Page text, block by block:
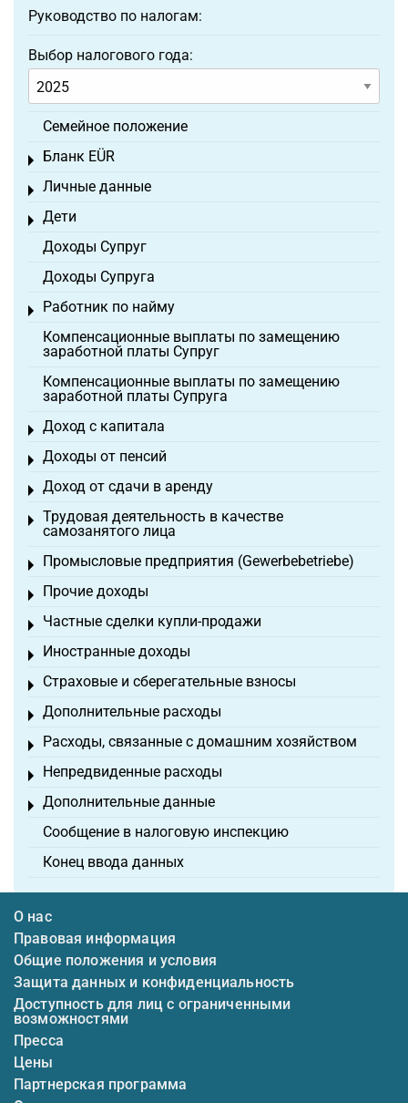
Руководство по налогам:
Выбор налогового года:
Семейное положение
Бланк EÜR
Toggle menu
Личные данные
Toggle menu
Дети
Toggle menu
Доходы Супруг
Доходы Супруга
Работник по найму
Toggle menu
Компенсационные выплаты по замещению
заработной платы Супруг
Компенсационные выплаты по замещению
заработной платы Супруга
Доход с капитала
Toggle menu
Доходы от пенсий
Toggle menu
Доход от сдачи в аренду
Toggle menu
Трудовая деятельность в качестве
самозанятого лица
Toggle menu
Промысловые предприятия (Gewerbebetriebe)
Toggle menu
Прочие доходы
Toggle menu
Частные сделки купли-продажи
Toggle menu
Иностранные доходы
Toggle menu
Страховые и сберегательные взносы
Toggle menu
Дополнительные расходы
Toggle menu
Расходы, связанные с домашним хозяйством
Toggle menu
Непредвиденные расходы
Toggle menu
Дополнительные данные
Toggle menu
Сообщение в налоговую инспекцию
Конец ввода данных
О нас
Правовая информация
Общие положения и условия
Защита данных и конфиденциальность
Доступность для лиц с ограниченными
возможностями
Пресса
Цены
Партнерская программа